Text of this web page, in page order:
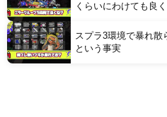
くらいにわけても良
スプラ3環境で暴れ散
という事実